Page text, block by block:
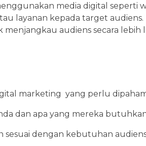
media digital seperti
layanan kepada target audiens.
audiens secara lebih
marketing yang perlu
dan apa yang mereka
sesuai dengan kebutuhan